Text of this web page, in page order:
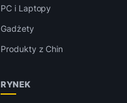
PC i Laptopy
Gadżety
Produkty z Chin
RYNEK